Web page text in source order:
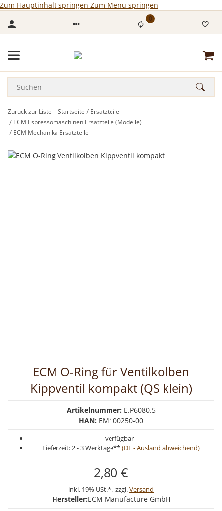
Zum Hauptinhalt springen Zum Menü springen
0
Zurück zur Liste Startseite
Ersatzteile
ECM Espressomaschinen Ersatzteile (Modelle)
ECM Mechanika Ersatzteile
ECM O-Ring für Ventilkolben
Kippventil kompakt (QS klein)
Artikelnummer: E.P6080.5
HAN: EM100250-00
verfügbar
Lieferzeit:2 - 3 Werktage**(DE - Ausland abweichend)
2,80 €
inkl. 19% USt.* , zzgl.Versand
Hersteller:ECM Manufacture GmbH